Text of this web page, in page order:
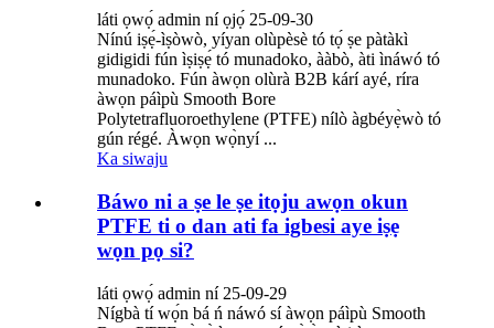
láti ọwọ́ admin ní ọjọ́ 25-09-30
Nínú iṣẹ́-ìṣòwò, yíyan olùpèsè tó tọ́ ṣe pàtàkì
gidigidi fún ìṣiṣẹ́ tó munadoko, ààbò, àti ìnáwó tó
munadoko. Fún àwọn olùrà B2B kárí ayé, ríra
àwọn páìpù Smooth Bore
Polytetrafluoroethylene (PTFE) nílò àgbéyẹ̀wò tó
gún régé. Àwọn wọ̀nyí ...
Ka siwaju
Báwo ni a ṣe le ṣe itọju awọn okun
PTFE ti o dan ati fa igbesi aye iṣẹ
wọn pọ si?
láti ọwọ́ admin ní 25-09-29
Nígbà tí wọ́n bá ń náwó sí àwọn páìpù Smooth